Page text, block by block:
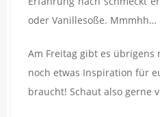
oder Vanillesoße. Mmmhh…
Am Freitag gibt es übrigens
noch etwas Inspiration für
braucht! Schaut also gerne